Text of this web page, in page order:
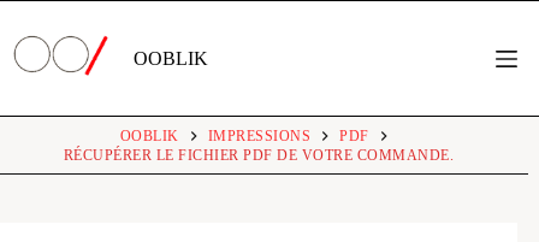
contenu
OOBLIK
OOBLIK IMPRESSIONS
PDF
RÉCUPÉRER LE FICHIER PDF DE VOTRE COMMANDE.